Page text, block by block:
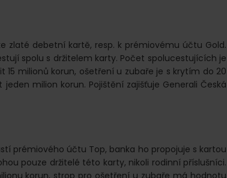
zlaté debetní kartě, resp. k prémiovému účtu Gold.
spolu s držitelem karty. Počet spolucestujících je
milionů korun, ošetření u zubaře je s krytím do 20
milion korun. Pojištění zajišťuje Generali Česká
prémiového účtu Top, banka ho propojuje s kartou
pouze držitelé této karty, nikoli rodinní příslušníci.
korun, strop pro ošetření u zubaře má hodnotu